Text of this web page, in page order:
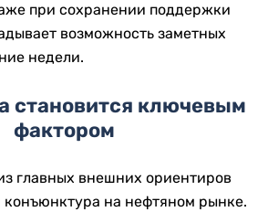
при сохранении поддержки
возможность заметных
недели.
становится ключевым
фактором
главных внешних ориентиров
конъюнктура на нефтяном рынке.